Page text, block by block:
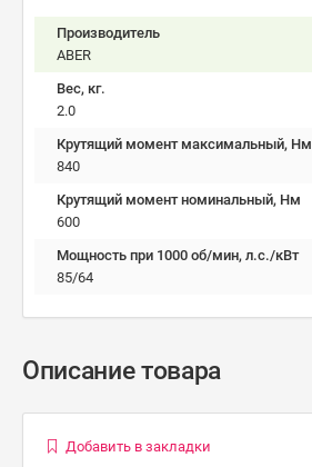
Производитель
ABER
Вес, кг.
2.0
Крутящий момент максимальный, Нм
840
Крутящий момент номинальный, Нм
600
Мощность при 1000 об/мин, л.с./кВт
85/64
Описание товара
Добавить в закладки